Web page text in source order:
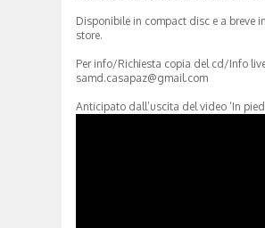
Disponibile in compact disc e a breve
store.
Per info/Richiesta copia del cd/Info
samd.casapaz@gmail.com
Anticipato dall’uscita del video ‘In